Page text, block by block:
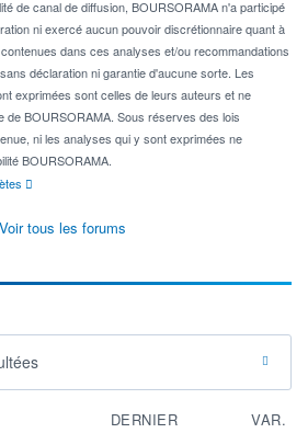
de canal de diffusion, BOURSORAMA n'a participé
ni exercé aucun pouvoir discrétionnaire quant à
dans ces analyses et/ou recommandations
déclaration ni garantie d'aucune sorte. Les
exprimées sont celles de leurs auteurs et ne
de BOURSORAMA. Sous réserves des lois
ni les analyses qui y sont exprimées ne
BOURSORAMA.
Voir tous les forums
DERNIER VAR.